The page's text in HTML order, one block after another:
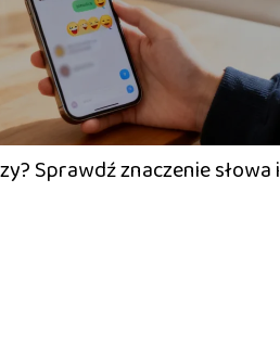
Sprawdź znaczenie słowa i